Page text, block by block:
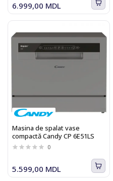
6.999,00 MDL
Masina de spalat vase
compactă Candy CP 6E51LS
0
5.599,00 MDL